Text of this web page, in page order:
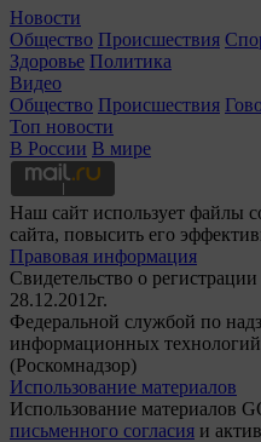
Новости
Общество Происшествия
Здоровье Политика
Видео
Общество Происшествия
Топ новости
В России В мире
Наш сайт использует файлы
сайта, повысить его
Правовая информация
Свидетельство о
28.12.2012г.
Федеральной службой по
информационных
(Роскомнадзор)
Использование материалов
Использование материалов
письменного согласия и